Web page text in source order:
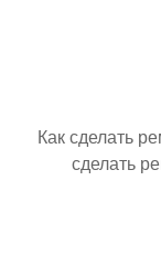
Как сделать
сделать